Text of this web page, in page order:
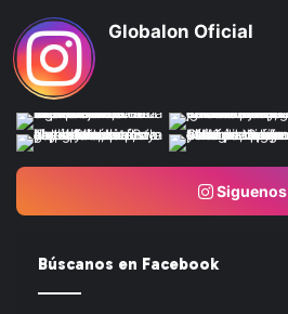
Globalon Oficial
Siguenos
Búscanos en Facebook